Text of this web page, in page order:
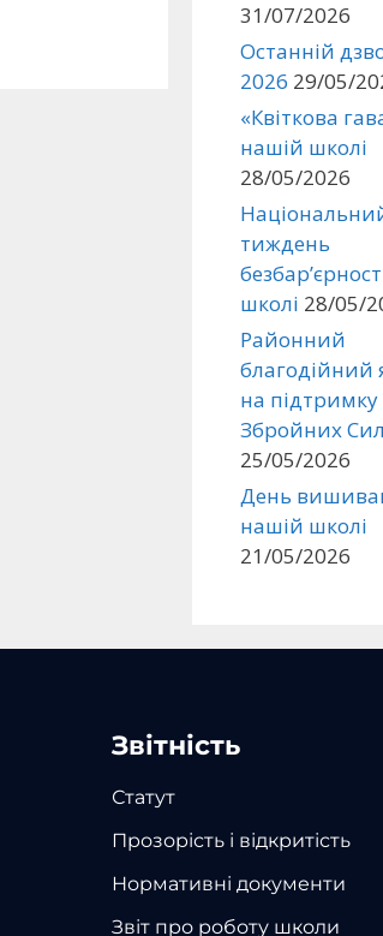
31/07/2026
Останній
2026 29/05/
«Квіткова
нашій школі
28/05/2026
тиждень
школі 28/05/
Районний
благодійний
на підтримку
Збройних
25/05/2026
День
нашій школі
21/05/2026
Звітність
Статут
Прозорість і відкритість
Нормативні документи
Звіт про роботу школи